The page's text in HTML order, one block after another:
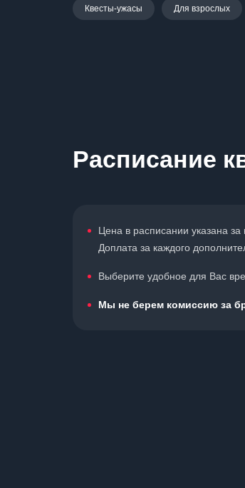
Квесты-ужасы Для взрослых
Расписание
Цена в расписании указана
Доплата за каждого
Выберите удобное для Вас
Мы не берем комиссию за